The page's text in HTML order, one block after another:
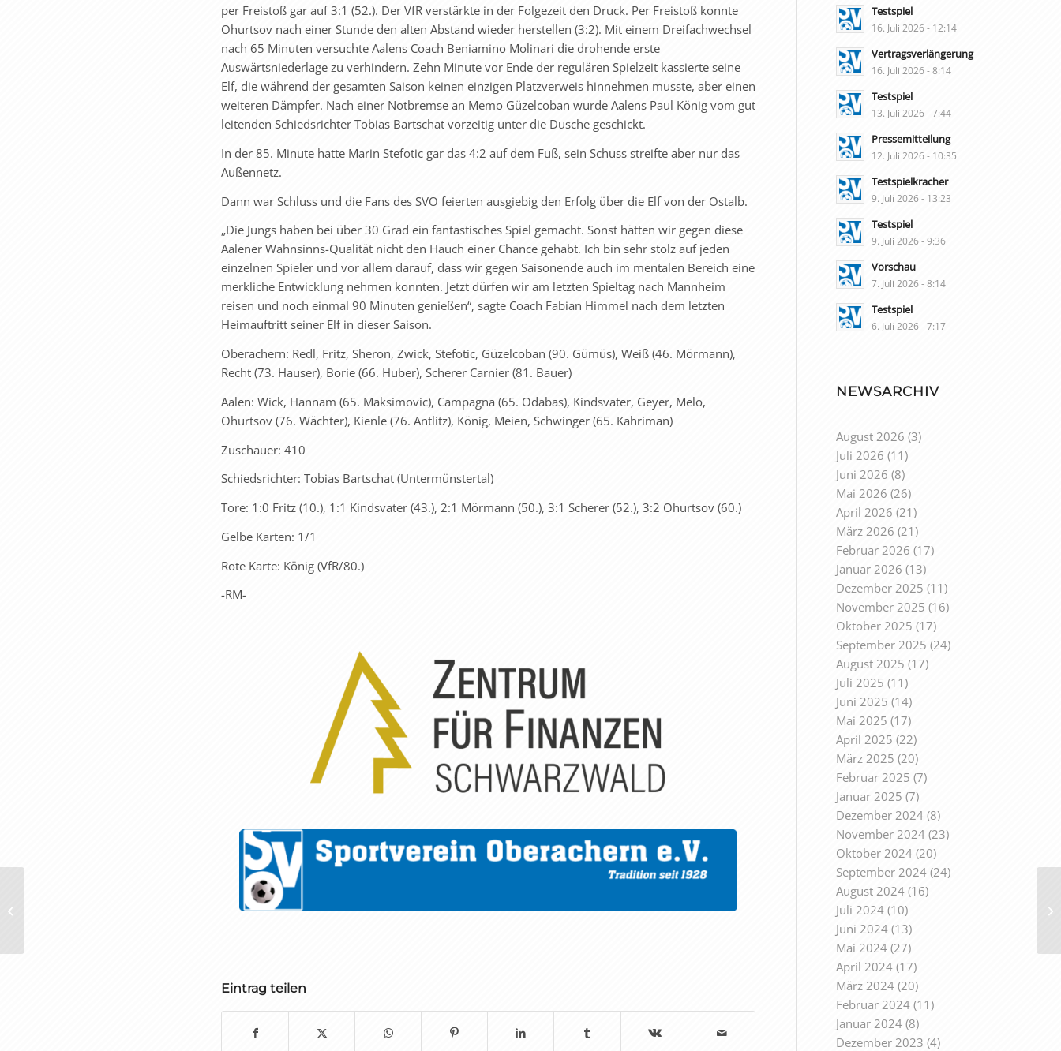
per Freistoß gar auf 3:1 (52.). Der VfR verstärkte in der Folgezeit den Druck. Per Freistoß konnte
Ohurtsov nach einer Stunde den alten Abstand wieder herstellen (3:2). Mit einem Dreifachwechsel
nach 65 Minuten versuchte Aalens Coach Beniamino Molinari die drohende erste
Auswärtsniederlage zu verhindern. Zehn Minute vor Ende der regulären Spielzeit kassierte seine
Elf, die während der gesamten Saison keinen einzigen Platzverweis hinnehmen musste, aber einen
weiteren Dämpfer. Nach einer Notbremse an Memo Güzelcoban wurde Aalens Paul König vom gut
leitenden Schiedsrichter Tobias Bartschat vorzeitig unter die Dusche geschickt.
In der 85. Minute hatte Marin Stefotic gar das 4:2 auf dem Fuß, sein Schuss streifte aber nur das
Außennetz.
Dann war Schluss und die Fans des SVO feierten ausgiebig den Erfolg über die Elf von der Ostalb.
„Die Jungs haben bei über 30 Grad ein fantastisches Spiel gemacht. Sonst hätten wir gegen diese
Aalener Wahnsinns-Qualität nicht den Hauch einer Chance gehabt. Ich bin sehr stolz auf jeden
einzelnen Spieler und vor allem darauf, dass wir gegen Saisonende auch im mentalen Bereich eine
merkliche Entwicklung nehmen konnten. Jetzt dürfen wir am letzten Spieltag nach Mannheim
reisen und noch einmal 90 Minuten genießen“, sagte Coach Fabian Himmel nach dem letzten
Heimauftritt seiner Elf in dieser Saison.
Oberachern: Redl, Fritz, Sheron, Zwick, Stefotic, Güzelcoban (90. Gümüs), Weiß (46. Mörmann),
Recht (73. Hauser), Borie (66. Huber), Scherer Carnier (81. Bauer)
Aalen: Wick, Hannam (65. Maksimovic), Campagna (65. Odabas), Kindsvater, Geyer, Melo,
Ohurtsov (76. Wächter), Kienle (76. Antlitz), König, Meien, Schwinger (65. Kahriman)
Zuschauer: 410
Schiedsrichter: Tobias Bartschat (Untermünstertal)
Tore: 1:0 Fritz (10.), 1:1 Kindsvater (43.), 2:1 Mörmann (50.), 3:1 Scherer (52.), 3:2 Ohurtsov (60.)
Gelbe Karten: 1/1
Rote Karte: König (VfR/80.)
-RM-
Eintrag teilen
Testspiel
16. Juli 2026 - 12:14
Vertragsverlängerung
16. Juli 2026 - 8:14
Testspiel
13. Juli 2026 - 7:44
Pressemitteilung
12. Juli 2026 - 10:35
Testspielkracher
9. Juli 2026 - 13:23
Testspiel
9. Juli 2026 - 9:36
Vorschau
7. Juli 2026 - 8:14
Testspiel
6. Juli 2026 - 7:17
NEWSARCHIV
August 2026 (3)
Juli 2026 (11)
Juni 2026 (8)
Mai 2026 (26)
April 2026 (21)
März 2026 (21)
Februar 2026 (17)
Januar 2026 (13)
Dezember 2025 (11)
November 2025 (16)
Oktober 2025 (17)
September 2025 (24)
August 2025 (17)
Juli 2025 (11)
Juni 2025 (14)
Mai 2025 (17)
April 2025 (22)
März 2025 (20)
Februar 2025 (7)
Januar 2025 (7)
Dezember 2024(8)
November 2024(23)
Oktober 2024(20)
September 2024(24)
August 2024(16)
Juli 2024(10)
Juni 2024(13)
Mai 2024(27)
April 2024(17)
März 2024(20)
Februar 2024(11)
Januar 2024(8)
Dezember 2023 (4)